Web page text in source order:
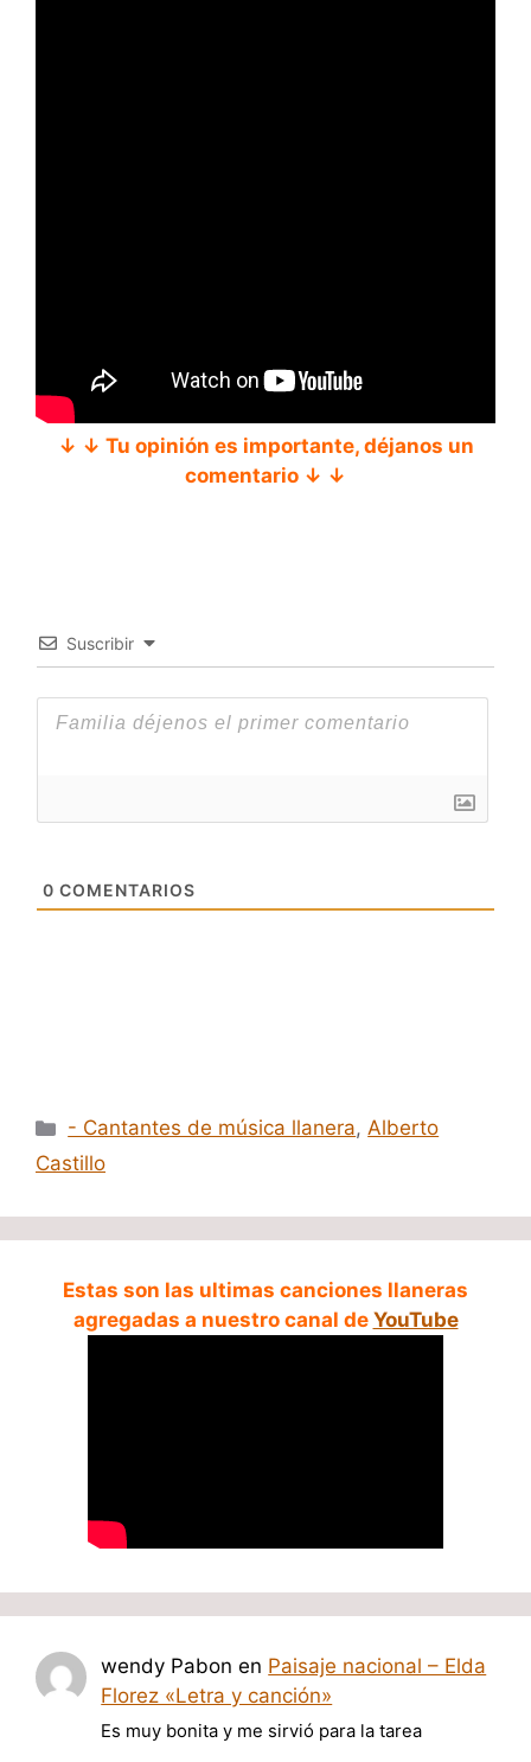
↓ ↓ Tu opinión es importante, déjanos un
comentario ↓ ↓
Suscribir
0 COMENTARIOS
Categorías
- Cantantes de música llanera,Alberto
Castillo
Estas son las ultimas canciones llaneras
agregadas a nuestro canal de YouTube
wendy Pabon en Paisaje nacional – Elda
Florez «Letra y canción»
Es muy bonita y me sirvió para la tarea